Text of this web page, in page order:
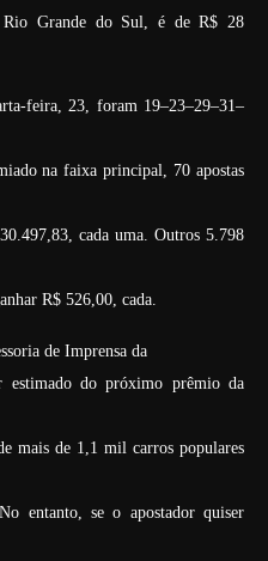
Rio Grande do Sul, é de R$ 28
feira, 23, foram 19–23–29–31–
na faixa principal, 70 apostas
cada uma. Outros 5.798
R$ 526,00, cada.
de Imprensa da
estimado do próximo prêmio da
mais de 1,1 mil carros populares
entanto, se o apostador quiser